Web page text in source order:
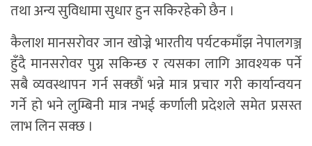
तथा अन्य सुविधामा सुधार हुन सकिरहेको छैन ।
कैलाश मानसरोवर जान खोज्ने भारतीय पर्यटकमाँझ नेपालगञ्ज
हुँदै मानसरोवर पुग्न सकिन्छ र त्यसका लागि आवश्यक पर्ने
सबै व्यवस्थापन गर्न सक्छौं भन्ने मात्र प्रचार गरी कार्यान्वयन
गर्ने हो भने लुम्बिनी मात्र नभई कर्णाली प्रदेशले समेत प्रसस्त
लाभ लिन सक्छ ।